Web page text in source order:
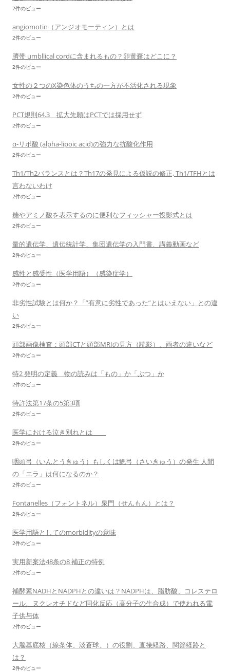
2件のビュー
angiomotin（アンジオモーティン）とは
2件のビュー
臍帯 umbllical cordに含まれるもの？卵黄嚢はどこに？
2件のビュー
女性の２つのX染色体のうちの一方が不活化される現象
2件のビュー
PCT規則64.3 拡大先願はPCTでは採用せず
2件のビュー
α-リポ酸 (alpha-lipoic acid)の強力な抗酸化作用
2件のビュー
Th1/Th2バランスとは？Th17の発見による仮説の修正, Th1/TFHとは
言わないわけ
2件のビュー
糖やアミノ酸を表示するのに便利なフィッシャー投影式とは
2件のビュー
量的遺伝学、遺伝統計学、集団遺伝学の入門書、講義動画など
2件のビュー
感性と感受性（医学用語）（感染症学）
2件のビュー
非劣性試験とは何か？「”有意に劣性であった”とはいえない」との違
い
2件のビュー
頭部画像検査：頭部CTと頭部MRIの見方（読影）、両者の違いなど
2件のビュー
特2 発明の定義 物の読みは「もの」か「ぶつ」か
2件のビュー
特許法第17条の5第3項
2件のビュー
医学における泣き別れとは
2件のビュー
咽頭弓（いんとうきゅう）もしくは鰓弓（さいきゅう）の発生 人間
の「エラ」は何になるのか？
2件のビュー
Fontanelles（フォントネル）泉門（せんもん）とは？
2件のビュー
医学用語としてのmorbidityの意味
2件のビュー
実用新案法48条の8 補正の特例
2件のビュー
補酵素NADHとNADPHとの違いは？NADPHは、脂肪酸、コレステロ
ール、ヌクレオチドなど同化反応（高分子の生合成）で使われる電
子供与体
2件のビュー
大脳基底核（線条体、淡蒼球、）の役割、直接経路、関節経路と
は？
2件のビュー